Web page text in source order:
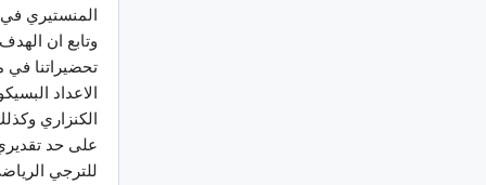
المنستيري في
وتابع ان
تحضيراتنا في
الاعداد
الكنزاري
على حد
للترجي